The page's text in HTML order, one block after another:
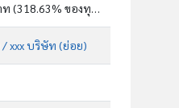
159,313,068 บาท (318.63% ของทุน)
/ xxx บริษัท (ย่อย)